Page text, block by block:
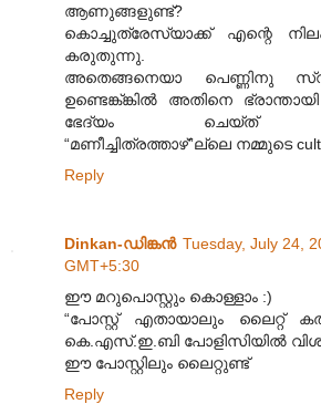
ആണുങ്ങളുണ്ട്?
കൊച്ചുത്രേസ്യാക്ക് എന്റെ
കരുതുന്നു.
അതെങ്ങനെയാ പെണ്ണിനു
ഉണ്ടെങ്ക്ങ്കില്‍ അതിനെ
ഭേദ്യം ചെയ്ത്
“മണീച്ചിത്രത്താഴ്”ല്ലെ നമ്മുടെ
Reply
Dinkan-ഡിങ്കന്‍ Tuesday, July 24,
GMT+5:30
ഈ മറുപൊസ്റ്റും കൊള്ളാം :)
“പോസ്റ്റ് എതായാലും ലൈറ്റ്
കെ.എസ്.ഇ.ബി പോളിസിയില്‍
ഈ പോസ്റ്റിലും ലൈറ്റുണ്ട്
Reply